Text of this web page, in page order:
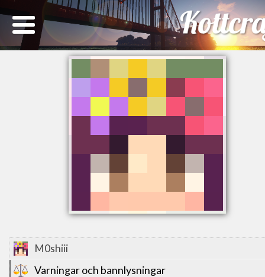
M0shiii
Varningar och bannlysningar